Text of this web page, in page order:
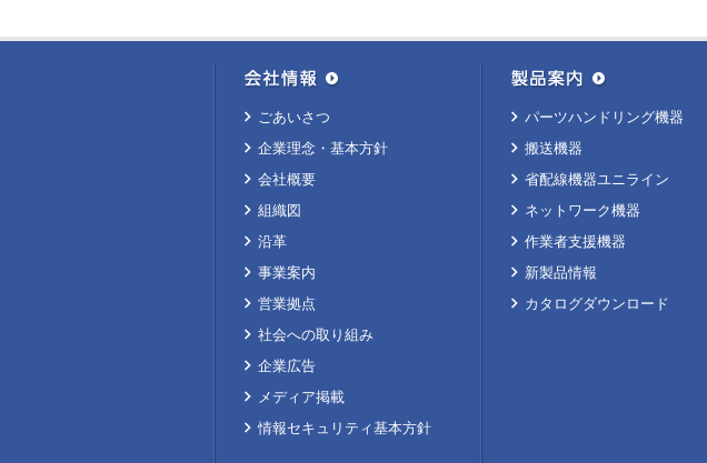
ごあいさつ
企業理念・基本方針
会社概要
組織図
沿革
事業案内
営業拠点
社会への取り組み
企業広告
メディア掲載
情報セキュリティ基本方針
パーツハンドリング機器
搬送機器
省配線機器ユニライン
ネットワーク機器
作業者支援機器
新製品情報
カタログダウンロード